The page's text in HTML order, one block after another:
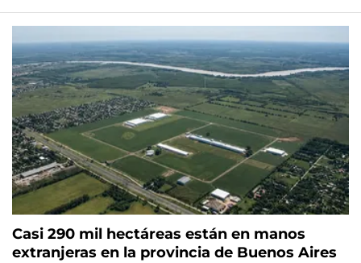
Casi 290 mil hectáreas están en manos
extranjeras en la provincia de Buenos Aires